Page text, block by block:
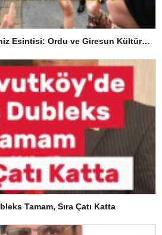
Arnavutköy’de Karadeniz Esintisi: Ordu ve Giresun Kültürü Memleket Günleri’nde Buluştu
Tamam, Sıra Çatı Katta